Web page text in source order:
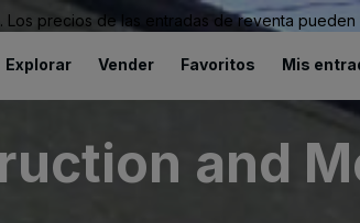
precios de las entradas de reventa
Explorar Vender Favoritos Mis
and